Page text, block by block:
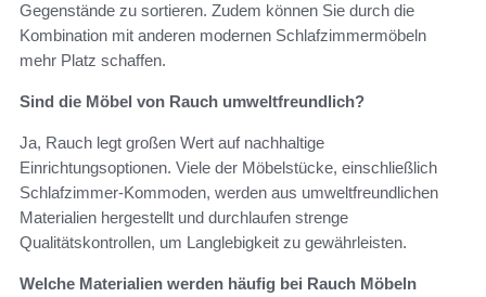
Gegenstände zu sortieren. Zudem können Sie durch die
Kombination mit anderen modernen Schlafzimmermöbeln
mehr Platz schaffen.
Sind die Möbel von Rauch umweltfreundlich?
Ja, Rauch legt großen Wert auf nachhaltige
Einrichtungsoptionen. Viele der Möbelstücke, einschließlich
Schlafzimmer-Kommoden, werden aus umweltfreundlichen
Materialien hergestellt und durchlaufen strenge
Qualitätskontrollen, um Langlebigkeit zu gewährleisten.
Welche Materialien werden häufig bei Rauch Möbeln